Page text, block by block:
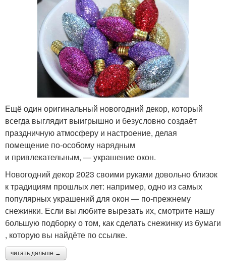
Ещё один оригинальный новогодний декор, который
всегда выглядит выигрышно и безусловно создаёт
праздничную атмосферу и настроение, делая
помещение по‑особому нарядным
и привлекательным, — украшение окон.
Новогодний декор 2023 своими руками довольно близок
к традициям прошлых лет: например, одно из самых
популярных украшений для окон — по‑прежнему
снежинки. Если вы любите вырезать их, смотрите нашу
большую подборку о том, как сделать снежинку из бумаги
, которую вы найдёте по ссылке.
читать дальше →